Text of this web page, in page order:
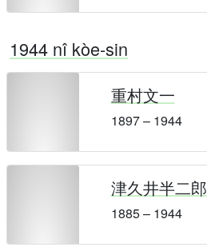
1944 nî kòe-sin
重村文一
1897 – 1944
津久井半二郎
1885 – 1944